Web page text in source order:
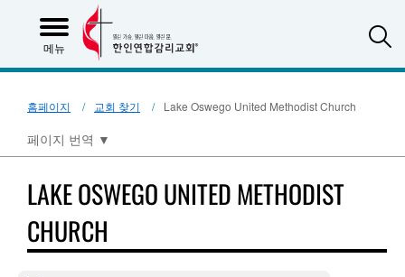
메뉴
홈페이지 교회 찾기 Lake Oswego United Methodist Church
페이지 번역 ▼
LAKE OSWEGO UNITED METHODIST
CHURCH